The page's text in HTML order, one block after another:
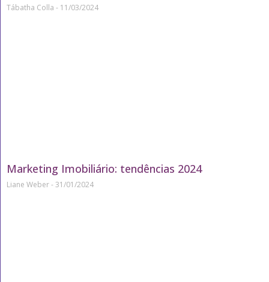
Tábatha Colla 11/03/2024
Marketing Imobiliário: tendências 2024
Liane Weber 31/01/2024